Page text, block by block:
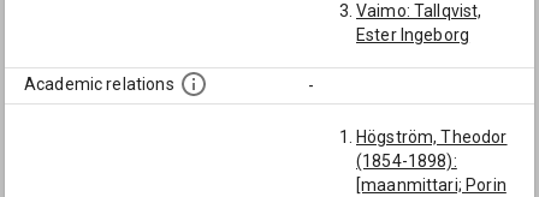
Vaimo: Tallqvist,
Ester Ingeborg
Academic relations -
Högström, Theodor
(1854-1898):
[maanmittari; Porin